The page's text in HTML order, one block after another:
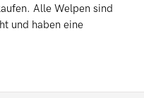
Alle Welpen sind
und haben eine